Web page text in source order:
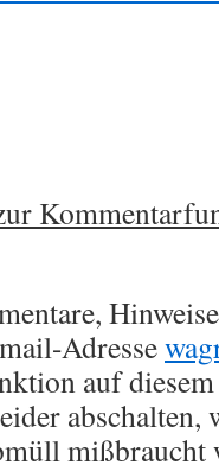
Adresse
auf
mißbraucht